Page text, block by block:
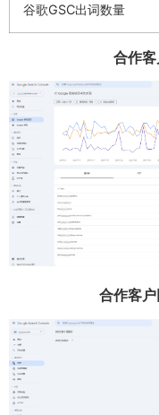
谷歌GSC出词数量
合作
合作客